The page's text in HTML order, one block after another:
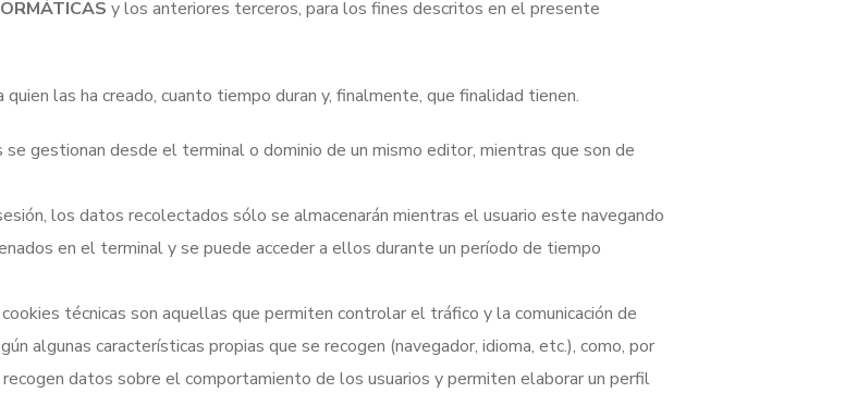
y los anteriores terceros, para los fines descritos en el presente
las ha creado, cuanto tiempo duran y, finalmente, que finalidad tienen.
se gestionan desde el terminal o dominio de un mismo editor, mientras que son de
los datos recolectados sólo se almacenarán mientras el usuario este navegando
en el terminal y se puede acceder a ellos durante un período de tiempo
técnicas son aquellas que permiten controlar el tráfico y la comunicación de
algunas características propias que se recogen (navegador, idioma, etc.), como, por
datos sobre el comportamiento de los usuarios y permiten elaborar un perfil